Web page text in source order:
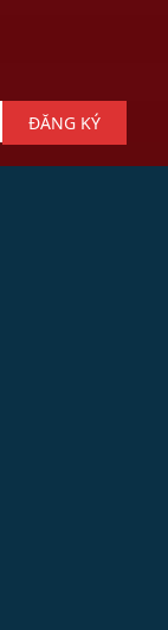
ĐĂNG KÝ